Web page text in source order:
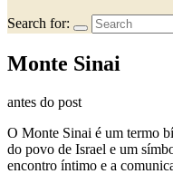
Search for:
Monte Sinai
antes do post
O Monte Sinai é um termo
do povo de Israel e um
encontro íntimo e a